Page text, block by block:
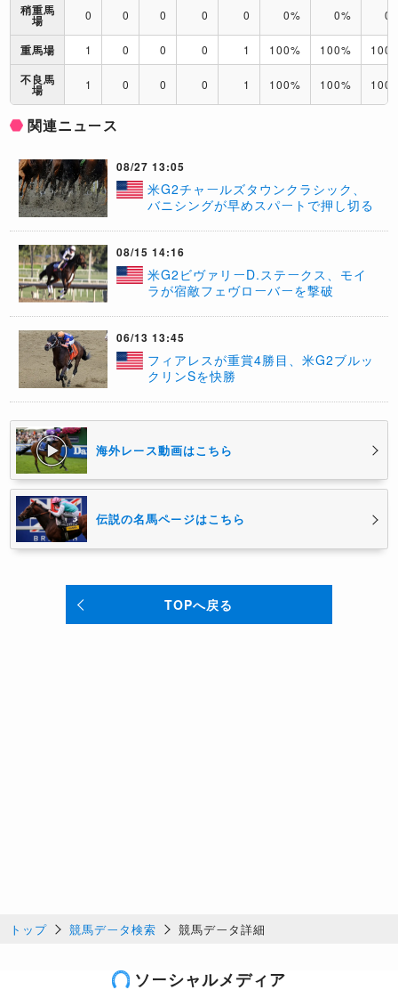
稍重馬
場 0 0 0 0 0 0% 0%
重馬場 1 0 0 0 1 100% 100%
不良馬
場 1 0 0 0 1 100% 100%
関連ニュース
08/27 13:05
米G2チャールズタウンクラシック、
バニシングが早めスパートで押し切る
08/15 14:16
​米G2ビヴァリーD.ステークス、モイ
ラが宿敵フェヴローバーを撃破
06/13 13:45
​フィアレスが重賞4勝目、米G2ブルッ
クリンSを快勝
海外レース動画はこちら
伝説の名馬ページはこちら
TOPへ戻る
トップ 競馬データ検索 競馬データ詳細
ソーシャルメディア